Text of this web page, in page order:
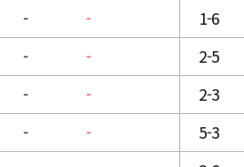
- - 1-6
- - 2-5
- - 2-3
- - 5-3